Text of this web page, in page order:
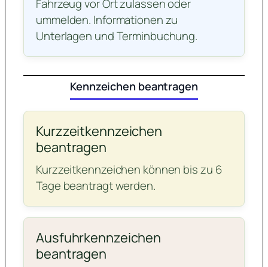
Fahrzeug vor Ort zulassen oder
ummelden. Informationen zu
Unterlagen und Terminbuchung.
Kennzeichen beantragen
Kurzzeitkennzeichen
beantragen
Kurzzeitkennzeichen können bis zu 6
Tage beantragt werden.
Ausfuhrkennzeichen
beantragen